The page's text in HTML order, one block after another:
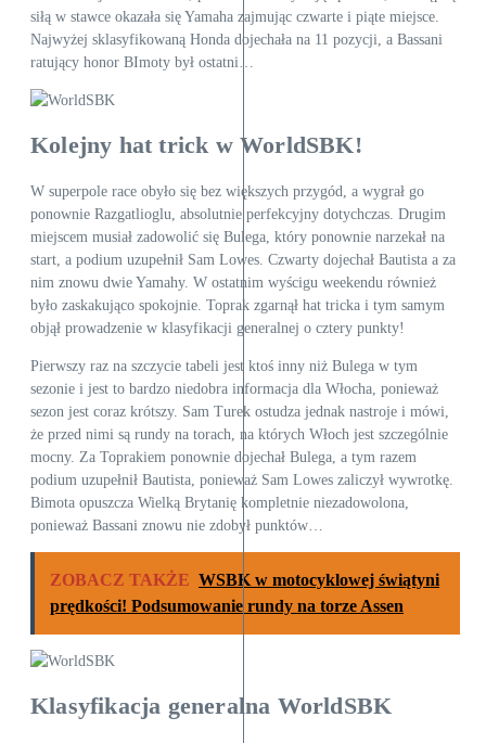
siłą w stawce okazała się Yamaha zajmując czwarte i piąte miejsce.
Najwyżej sklasyfikowaną Honda dojechała na 11 pozycji, a Bassani
ratujący honor BImoty był ostatni…
Kolejny hat trick w WorldSBK!
W superpole race obyło się bez większych przygód, a wygrał go
ponownie Razgatlioglu, absolutnie perfekcyjny dotychczas. Drugim
miejscem musiał zadowolić się Bulega, który ponownie narzekał na
start, a podium uzupełnił Sam Lowes. Czwarty dojechał Bautista a za
nim znowu dwie Yamahy. W ostatnim wyścigu weekendu również
było zaskakująco spokojnie. Toprak zgarnął hat tricka i tym samym
objął prowadzenie w klasyfikacji generalnej o cztery punkty!
Pierwszy raz na szczycie tabeli jest ktoś inny niż Bulega w tym
sezonie i jest to bardzo niedobra informacja dla Włocha, ponieważ
sezon jest coraz krótszy. Sam Turek ostudza jednak nastroje i mówi,
że przed nimi są rundy na torach, na których Włoch jest szczególnie
mocny. Za Toprakiem ponownie dojechał Bulega, a tym razem
podium uzupełnił Bautista, ponieważ Sam Lowes zaliczył wywrotkę.
Bimota opuszcza Wielką Brytanię kompletnie niezadowolona,
ponieważ Bassani znowu nie zdobył punktów…
ZOBACZ TAKŻE WSBK w motocyklowej świątyni
prędkości! Podsumowanie rundy na torze Assen
Klasyfikacja generalna WorldSBK